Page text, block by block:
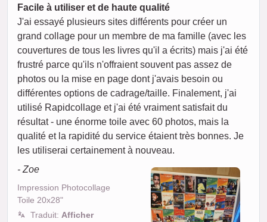
Facile à utiliser et de haute qualité
J'ai essayé plusieurs sites différents pour créer un
grand collage pour un membre de ma famille (avec les
couvertures de tous les livres qu'il a écrits) mais j'ai été
frustré parce qu'ils n'offraient souvent pas assez de
photos ou la mise en page dont j'avais besoin ou
différentes options de cadrage/taille. Finalement, j'ai
utilisé Rapidcollage et j'ai été vraiment satisfait du
résultat - une énorme toile avec 60 photos, mais la
qualité et la rapidité du service étaient très bonnes. Je
les utiliserai certainement à nouveau.
- Zoe
Impression Photocollage
Toile 20x28"
Traduit: Afficher